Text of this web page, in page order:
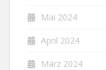
Mai 2024
April 2024
März 2024